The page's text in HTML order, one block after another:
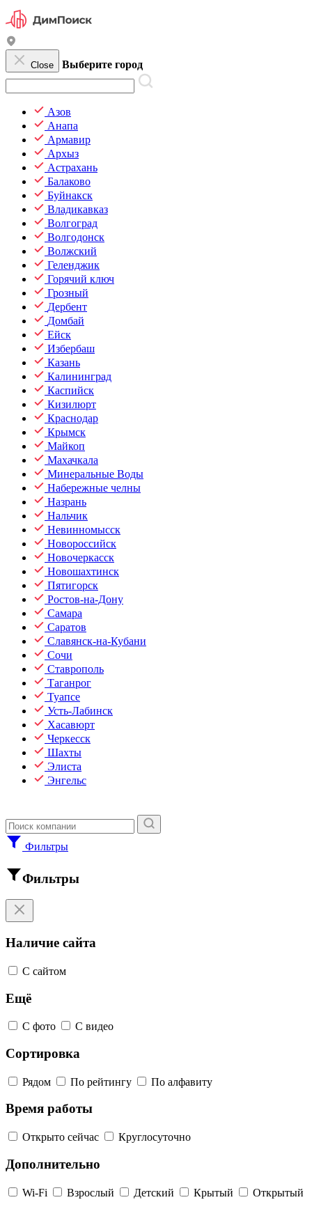
Close Выберите город
Азов
Анапа
Армавир
Архыз
Астрахань
Балаково
Буйнакск
Владикавказ
Волгоград
Волгодонск
Волжский
Геленджик
Горячий ключ
Грозный
Дербент
Домбай
Ейск
Избербаш
Казань
Калининград
Каспийск
Кизилюрт
Краснодар
Крымск
Майкоп
Махачкала
Минеральные Воды
Набережные челны
Назрань
Нальчик
Невинномысск
Новороссийск
Новочеркасск
Новошахтинск
Пятигорск
Ростов-на-Дону
Самара
Саратов
Славянск-на-Кубани
Сочи
Ставрополь
Таганрог
Туапсе
Усть-Лабинск
Хасавюрт
Черкесск
Шахты
Элиста
Энгельс
Фильтры
Фильтры
Наличие сайта
С сайтом
Ещё
С фото С видео
Сортировка
Рядом По рейтингу По алфавиту
Время работы
Открыто сейчас Круглосуточно
Дополнительно
Wi-Fi Взрослый Детский Крытый Открытый